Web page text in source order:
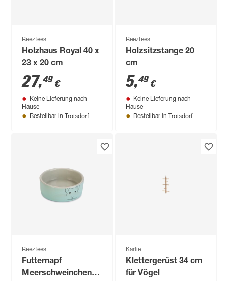
Beeztees
Holzhaus Royal 40 x
23 x 20 cm
27,49 €
Keine Lieferung nach
Hause
Bestellbar in Troisdorf
Beeztees
Holzsitzstange 20
cm
5,49 €
Keine Lieferung nach
Hause
Bestellbar in Troisdorf
Beeztees
Futternapf
Meerschweinchen
Karlie
Klettergerüst 34 cm
für Vögel